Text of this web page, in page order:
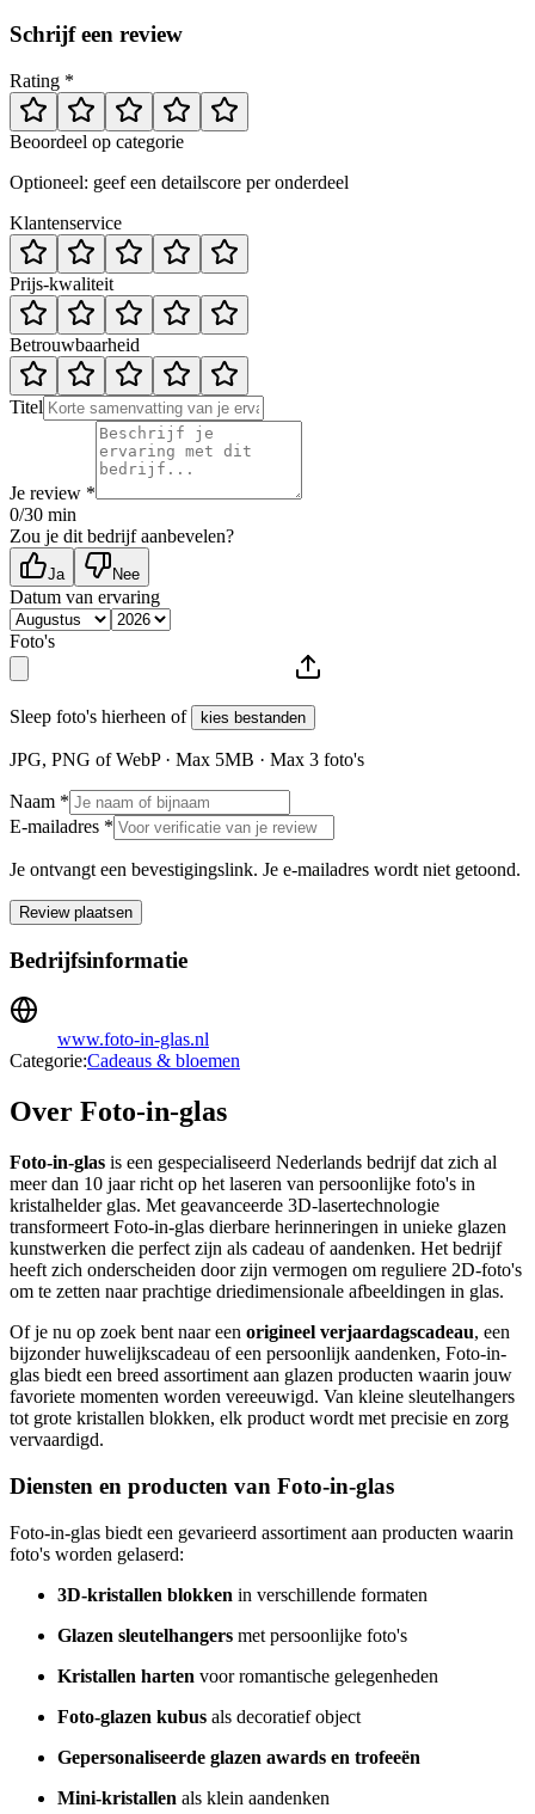
Schrijf een review
Rating *
Beoordeel op categorie
Optioneel: geef een detailscore per onderdeel
Klantenservice
Prijs-kwaliteit
Betrouwbaarheid
Titel
Je review *
0/30 min
Zou je dit bedrijf aanbevelen?
Ja Nee
Datum van ervaring
Foto's
Sleep foto's hierheen of kies bestanden
JPG, PNG of WebP · Max 5MB · Max 3 foto's
Naam *
E-mailadres *
Je ontvangt een bevestigingslink. Je e-mailadres wordt niet getoond.
Review plaatsen
Bedrijfsinformatie
www.foto-in-glas.nl
Categorie:Cadeaus & bloemen
Over Foto-in-glas
Foto-in-glas is een gespecialiseerd Nederlands bedrijf dat zich al
meer dan 10 jaar richt op het laseren van persoonlijke foto's in
kristalhelder glas. Met geavanceerde 3D-lasertechnologie
transformeert Foto-in-glas dierbare herinneringen in unieke glazen
kunstwerken die perfect zijn als cadeau of aandenken. Het bedrijf
heeft zich onderscheiden door zijn vermogen om reguliere 2D-foto's
om te zetten naar prachtige driedimensionale afbeeldingen in glas.
Of je nu op zoek bent naar een origineel verjaardagscadeau, een
bijzonder huwelijkscadeau of een persoonlijk aandenken, Foto-in-
glas biedt een breed assortiment aan glazen producten waarin jouw
favoriete momenten worden vereeuwigd. Van kleine sleutelhangers
tot grote kristallen blokken, elk product wordt met precisie en zorg
vervaardigd.
Diensten en producten van Foto-in-glas
Foto-in-glas biedt een gevarieerd assortiment aan producten waarin
foto's worden gelaserd:
3D-kristallen blokken in verschillende formaten
Glazen sleutelhangers met persoonlijke foto's
Kristallen harten voor romantische gelegenheden
Foto-glazen kubus als decoratief object
Gepersonaliseerde glazen awards en trofeeën
Mini-kristallen als klein aandenken